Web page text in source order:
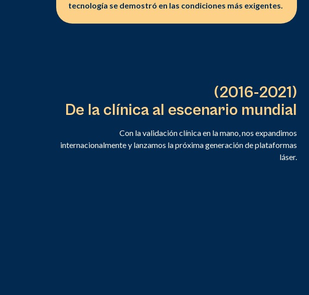
tecnología se demostró en las condiciones más exigentes.
(2016-2021)
De la clínica al escenario mundial
Con la validación clínica en la mano, nos expandimos
internacionalmente y lanzamos la próxima generación de plataformas
láser.